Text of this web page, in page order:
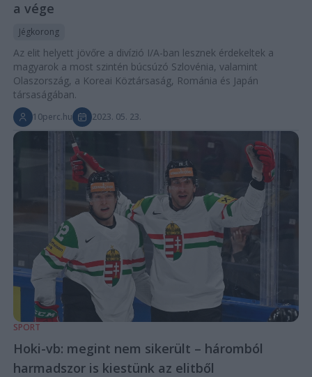
a vége
Jégkorong
Az elit helyett jövőre a divízió I/A-ban lesznek érdekeltek a
magyarok a most szintén búcsúzó Szlovénia, valamint
Olaszország, a Koreai Köztársaság, Románia és Japán
társaságában.
10perc.hu 2023. 05. 23.
SPORT
Hoki-vb: megint nem sikerült – háromból
harmadszor is kiestünk az elitből